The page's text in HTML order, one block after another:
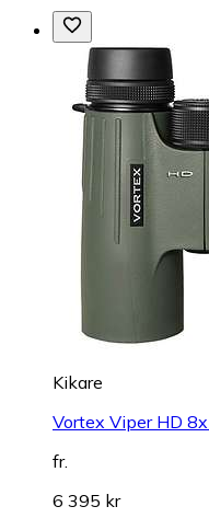
Kikare
Vortex Viper HD
fr.
6 395 kr